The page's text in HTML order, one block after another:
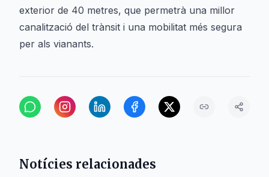
exterior de 40 metres, que permetrà una millor
canalització del trànsit i una mobilitat més segura
per als vianants.
Notícies relacionades